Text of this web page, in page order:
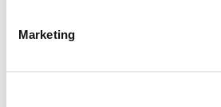
Marketing